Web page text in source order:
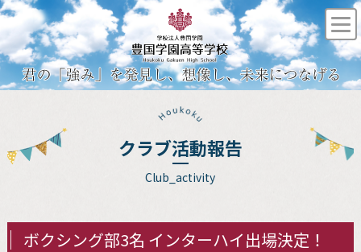
クラブ活動報告
Club_activity
ボクシング部3名 インターハイ出場決定！